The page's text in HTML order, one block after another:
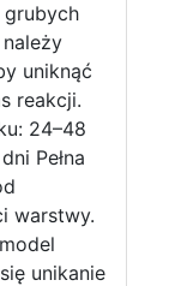
grubych
uniknąć
reakcji.
24–48
Pełna
warstwy.
unikanie